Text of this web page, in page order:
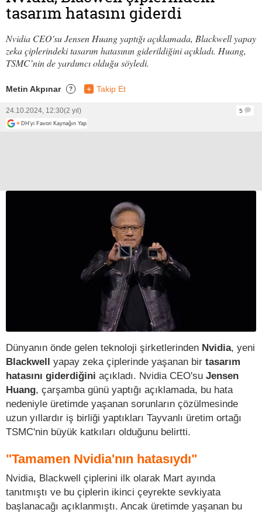
tasarım hatasını giderdi
Nvidia CEO'su Jensen Huang yaptığı açıklamada, Blackwell yapay
zeka çiplerindeki tasarım hatasının giderildiğini açıkladı. Huang,
TSMC’nin de yardımcı olduğu söyledi.
Metin Akpınar ? + Takip Et
24.10.2024, 12:30(2 yıl)
5
+ DH'yi Favori Kaynağın Yap
Dünyanın önde gelen teknoloji şirketlerinden Nvidia, yeni
Blackwell yapay zeka çiplerinde yaşanan bir tasarım
hatasını giderdiğini açıkladı. Nvidia CEO'su Jensen
Huang, çarşamba günü yaptığı açıklamada, bu hata
nedeniyle üretimde yaşanan sorunların çözülmesinde
uzun yıllardır iş birliği yaptıkları Tayvanlı üretim ortağı
TSMC'nin büyük katkıları olduğunu belirtti.
"Tamamen Nvidia'nın hatasıydı"
Nvidia, Blackwell çiplerini ilk olarak Mart ayında
tanıtmıştı ve bu çiplerin ikinci çeyrekte sevkiyata
başlanacağı açıklanmıştı. Ancak üretimde yaşanan bu